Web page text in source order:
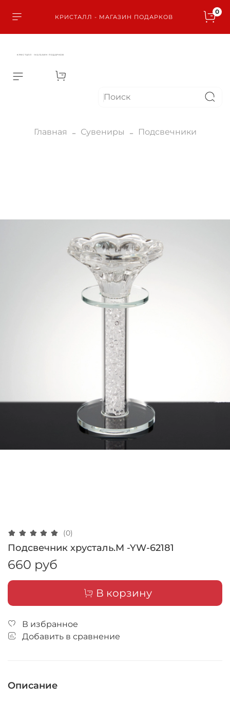
КРИСТАЛЛ - МАГАЗИН ПОДАРКОВ
0
КРИСТАЛЛ - МАГАЗИН ПОДАРКОВ
Главная Сувениры Подсвечники
(0)
Подсвечник хрусталь.M -YW-62181
660 руб
В корзину
В избранное
Добавить в сравнение
Описание